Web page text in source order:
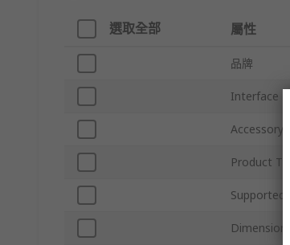
選取全部 屬性
品牌
Interface
Accessory
Product
Supported
Dimensions